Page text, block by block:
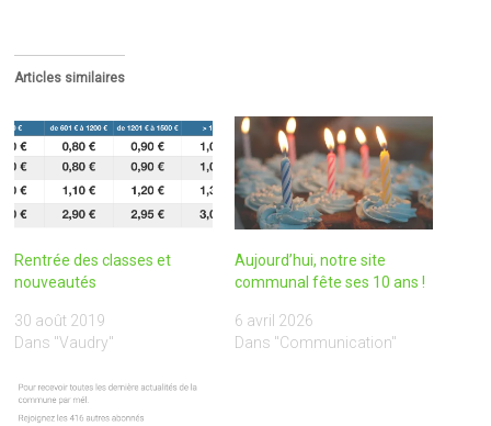
Articles similaires
Rentrée des classes et
nouveautés
30 août 2019
Dans "Vaudry"
Aujourd’hui, notre site
communal fête ses 10 ans !
6 avril 2026
Dans "Communication"